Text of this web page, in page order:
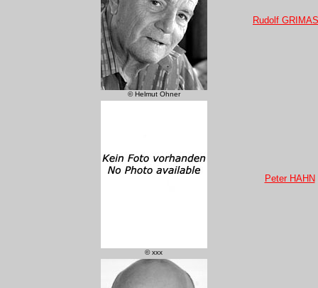
© Helmut Ohner
Rudolf GRIMAS
© xxx
Peter HAHN